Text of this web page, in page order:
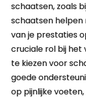
schaatsen, zoals
schaatsen
van je prestaties
cruciale rol bij het
te kiezen voor
goede
op pijnlijke